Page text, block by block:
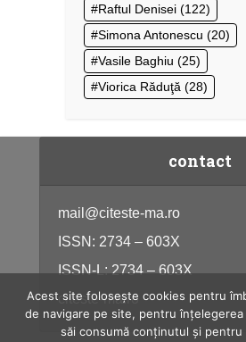
Raftul Denisei (122)
Simona Antonescu (20)
Vasile Baghiu (25)
Viorica Răduţă (28)
contact
mail@citeste-ma.ro
ISSN: 2734 – 603X
ISSN-L: 2734 – 603X
citeste-ma.ro
Acest site folosește cookies pentru
de navigare pe site, pentru
săi consumă conținutul și pentru